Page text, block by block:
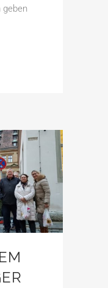
geben